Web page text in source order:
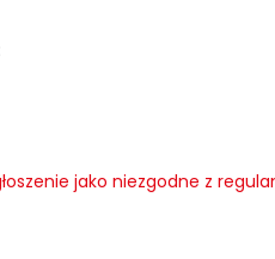
jako niezgodne z